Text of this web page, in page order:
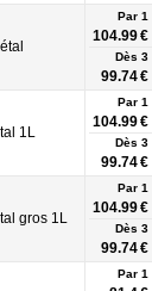
Par 1
104.99 €
Dès 3
99.74 €
1L
Par 1
104.99 €
Dès 3
99.74 €
gros 1L
Par 1
104.99 €
Dès 3
99.74 €
Par 1